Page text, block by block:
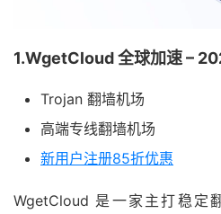
1.WgetCloud 全球加速 –
Trojan 翻墙机场
高端专线翻墙机场
新用户注册85折优惠
WgetCloud 是一家主打稳定